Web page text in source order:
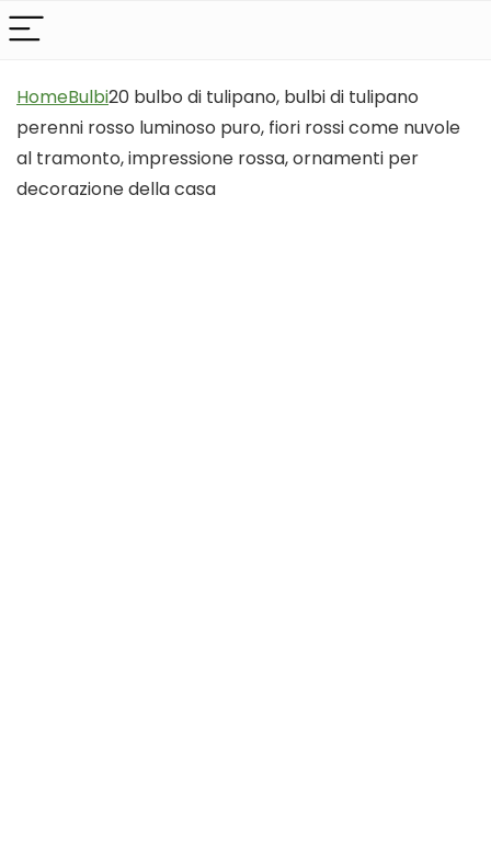
HomeBulbi20 bulbo di tulipano, bulbi di tulipano
perenni rosso luminoso puro, fiori rossi come nuvole
al tramonto, impressione rossa, ornamenti per
decorazione della casa